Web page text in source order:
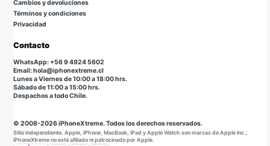
Cambios y devoluciones
Términos y condiciones
Privacidad
Contacto
WhatsApp: +56 9 4924 5602
Email: hola@iphonextreme.cl
Lunes a Viernes de 10:00 a 18:00 hrs.
Sábado de 11:00 a 15:00 hrs.
Despachos a todo Chile.
© 2008-2026 iPhoneXtreme. Todos los derechos reservados.
Sitio independiente. Apple, iPhone, MacBook, iPad y Apple Watch son marcas de Apple Inc.;
iPhoneXtreme no está afiliado ni patrocinado por Apple.